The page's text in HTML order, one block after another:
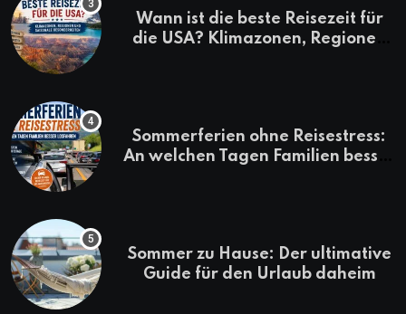
Wann ist die beste Reisezeit für
die USA? Klimazonen, Regionen
Sommerferien ohne Reisestress:
An welchen Tagen Familien besser
Sommer zu Hause: Der ultimative
Guide für den Urlaub daheim